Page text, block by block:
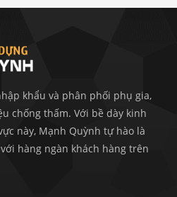
khẩu và phân phối phụ gia,
chống thấm. Với bề dày kinh
này, Mạnh Quỳnh tự hào là
hàng ngàn khách hàng trên